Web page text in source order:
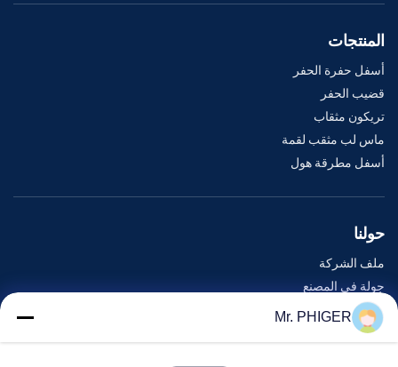
المنتجات
أسفل حفرة الحفر
قضيب الحفر
تريكون مثقاب
ماس لب مثقب لقمة
أسفل مطرقة هول
حولنا
ملف الشركة
جولة في المصنع
مراقبة الجودة
خريطة الموقع
Mr. PHIGER